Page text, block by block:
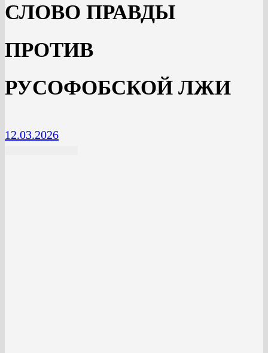
СЛОВО ПРАВДЫ
ПРОТИВ
РУСОФОБСКОЙ ЛЖИ
12.03.2026